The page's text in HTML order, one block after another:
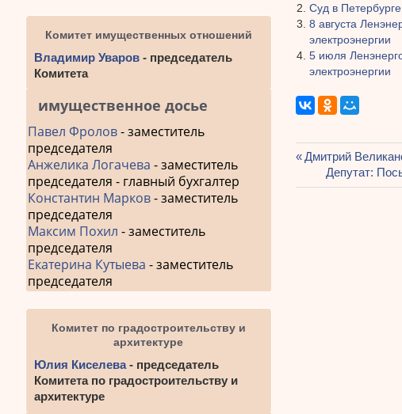
Суд в
8 августа
электроэнергии
5 июля
электроэнергии
Навигация
Предыдущая
запись:
Дмитрий
Следующая
запись:
Депутат:
Комитет имущественных отношений
Владимир Уваров - председатель
Комитета
имущественное досье
Павел Фролов- заместитель
председателя
Анжелика Логачева - заместитель
председателя - главный бухгалтер
Константин Марков- заместитель
председателя
Максим Похил - заместитель
председателя
Екатерина Кутыева - заместитель
председателя
Комитет по градостроительству и
архитектуре
Юлия Киселева- председатель
Комитета по градостроительству и
архитектуре